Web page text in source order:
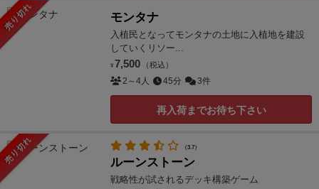
売り切れ モンタナ
入植民となってモンタナの土地に入植地を建設
していくリソー...
¥ 7,500 （税込）
2～4人 45分 3件
再入荷までお待ち下さい
売り切れ （3.7）
ルーンストーン
戦略性が試されるデッキ構築ゲーム